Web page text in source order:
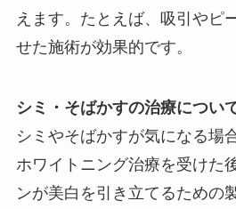
えます。たとえば、吸引やピ
せた施術が効果的です。
シミ・そばかすの治療につい
シミやそばかすが気になる場
ホワイトニング治療を受けた
ンが美白を引き立てるための